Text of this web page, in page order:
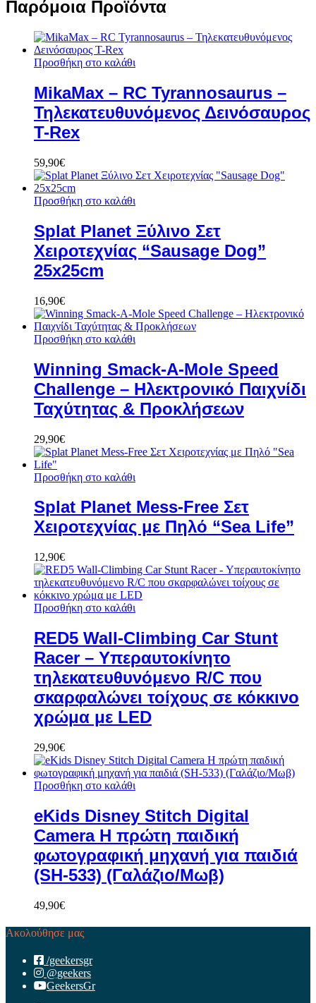
Παρόμοια Προϊόντα
Προσθήκη στο καλάθι
MikaMax – RC Tyrannosaurus –
Τηλεκατευθυνόμενος Δεινόσαυρος
T-Rex
59,90€
Προσθήκη στο καλάθι
Splat Planet Ξύλινο Σετ
Χειροτεχνίας “Sausage Dog”
25x25cm
16,90€
Προσθήκη στο καλάθι
Winning Smack-A-Mole Speed
Challenge – Ηλεκτρονικό Παιχνίδι
Ταχύτητας & Προκλήσεων
29,90€
Προσθήκη στο καλάθι
Splat Planet Mess-Free Σετ
Χειροτεχνίας με Πηλό “Sea Life”
12,90€
Προσθήκη στο καλάθι
RED5 Wall-Climbing Car Stunt
Racer – Υπεραυτοκίνητο
τηλεκατευθυνόμενο R/C που
σκαρφαλώνει τοίχους σε κόκκινο
χρώμα με LED
29,90€
Προσθήκη στο καλάθι
eKids Disney Stitch Digital
Camera H πρώτη παιδική
φωτογραφική μηχανή για παιδιά
(SH-533) (Γαλάζιο/Μωβ)
49,90€
Ακολούθησε μας
/geekersgr
@geekers
GeekersGr